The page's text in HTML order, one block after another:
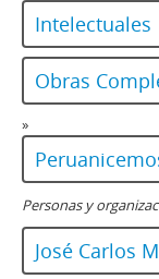
Intelectuales
Obras
»
Personas y
José Carlos